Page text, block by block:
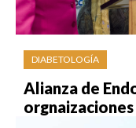
DIABETOLOGÍA
Alianza de